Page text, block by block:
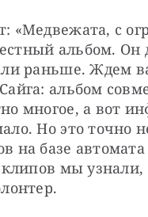
«Медвежата, с
альбом. Он
раньше. Ждем
альбом
многое, а вот
Но это точно
на базе
мы